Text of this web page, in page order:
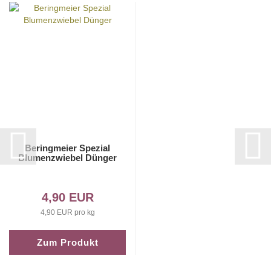
Beringmeier Spezial
Blumenzwiebel Dünger
4,90 EUR
4,90 EUR pro kg
Zum Produkt